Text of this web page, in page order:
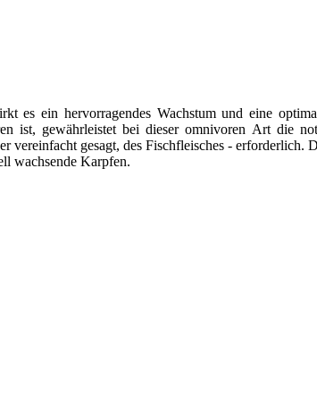
ein hervorragendes Wachstum und eine
ist, gewährleistet bei dieser omnivoren Art die
gesagt, des Fischfleisches - erforderlich.
wachsende Karpfen.